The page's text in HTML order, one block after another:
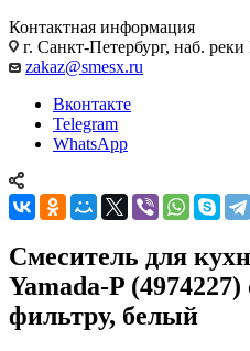
Контактная информация
г. Санкт-Петербург, наб.
zakaz@smesx.ru
Вконтакте
Telegram
WhatsApp
Смеситель для
Yamada-P
фильтру, белый